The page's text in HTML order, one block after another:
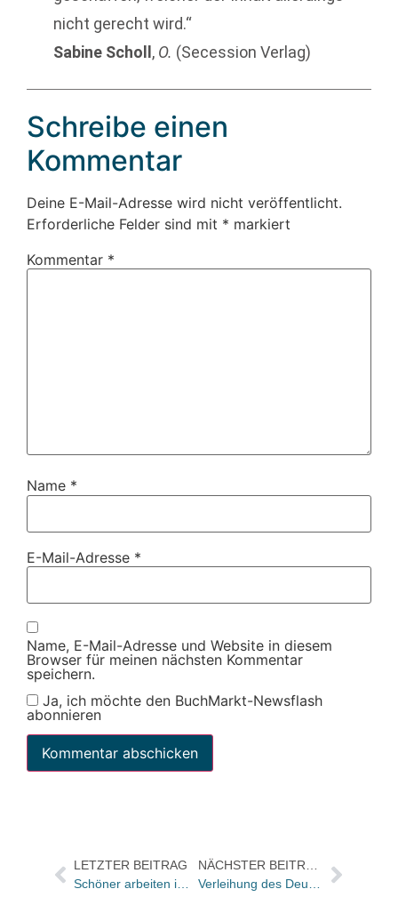
nicht gerecht wird.“
Sabine Scholl , O. (Secession Verlag)
Schreibe einen
Kommentar
Deine E-Mail-Adresse wird nicht veröffentlicht.
Erforderliche Felder sind mit * markiert
Kommentar *
Name *
E-Mail-Adresse *
Name, E-Mail-Adresse und Website in diesem
Browser für meinen nächsten Kommentar
speichern.
Ja, ich möchte den BuchMarkt-Newsflash
abonnieren
LETZTER BEITRAG
Schöner arbeiten im Home-Office – mit Manuela Olten